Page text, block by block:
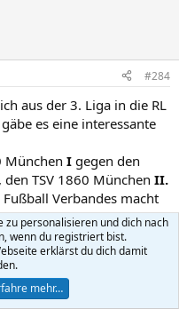
#284
aus der 3. Liga in die RL
es eine interessante
München I gegen den
TSV 1860 München II.
Verbandes macht
von mir beschriebene
zu personalisieren und dich nach
wenn du registriert bist.
erklärst du dich damit
mehr…